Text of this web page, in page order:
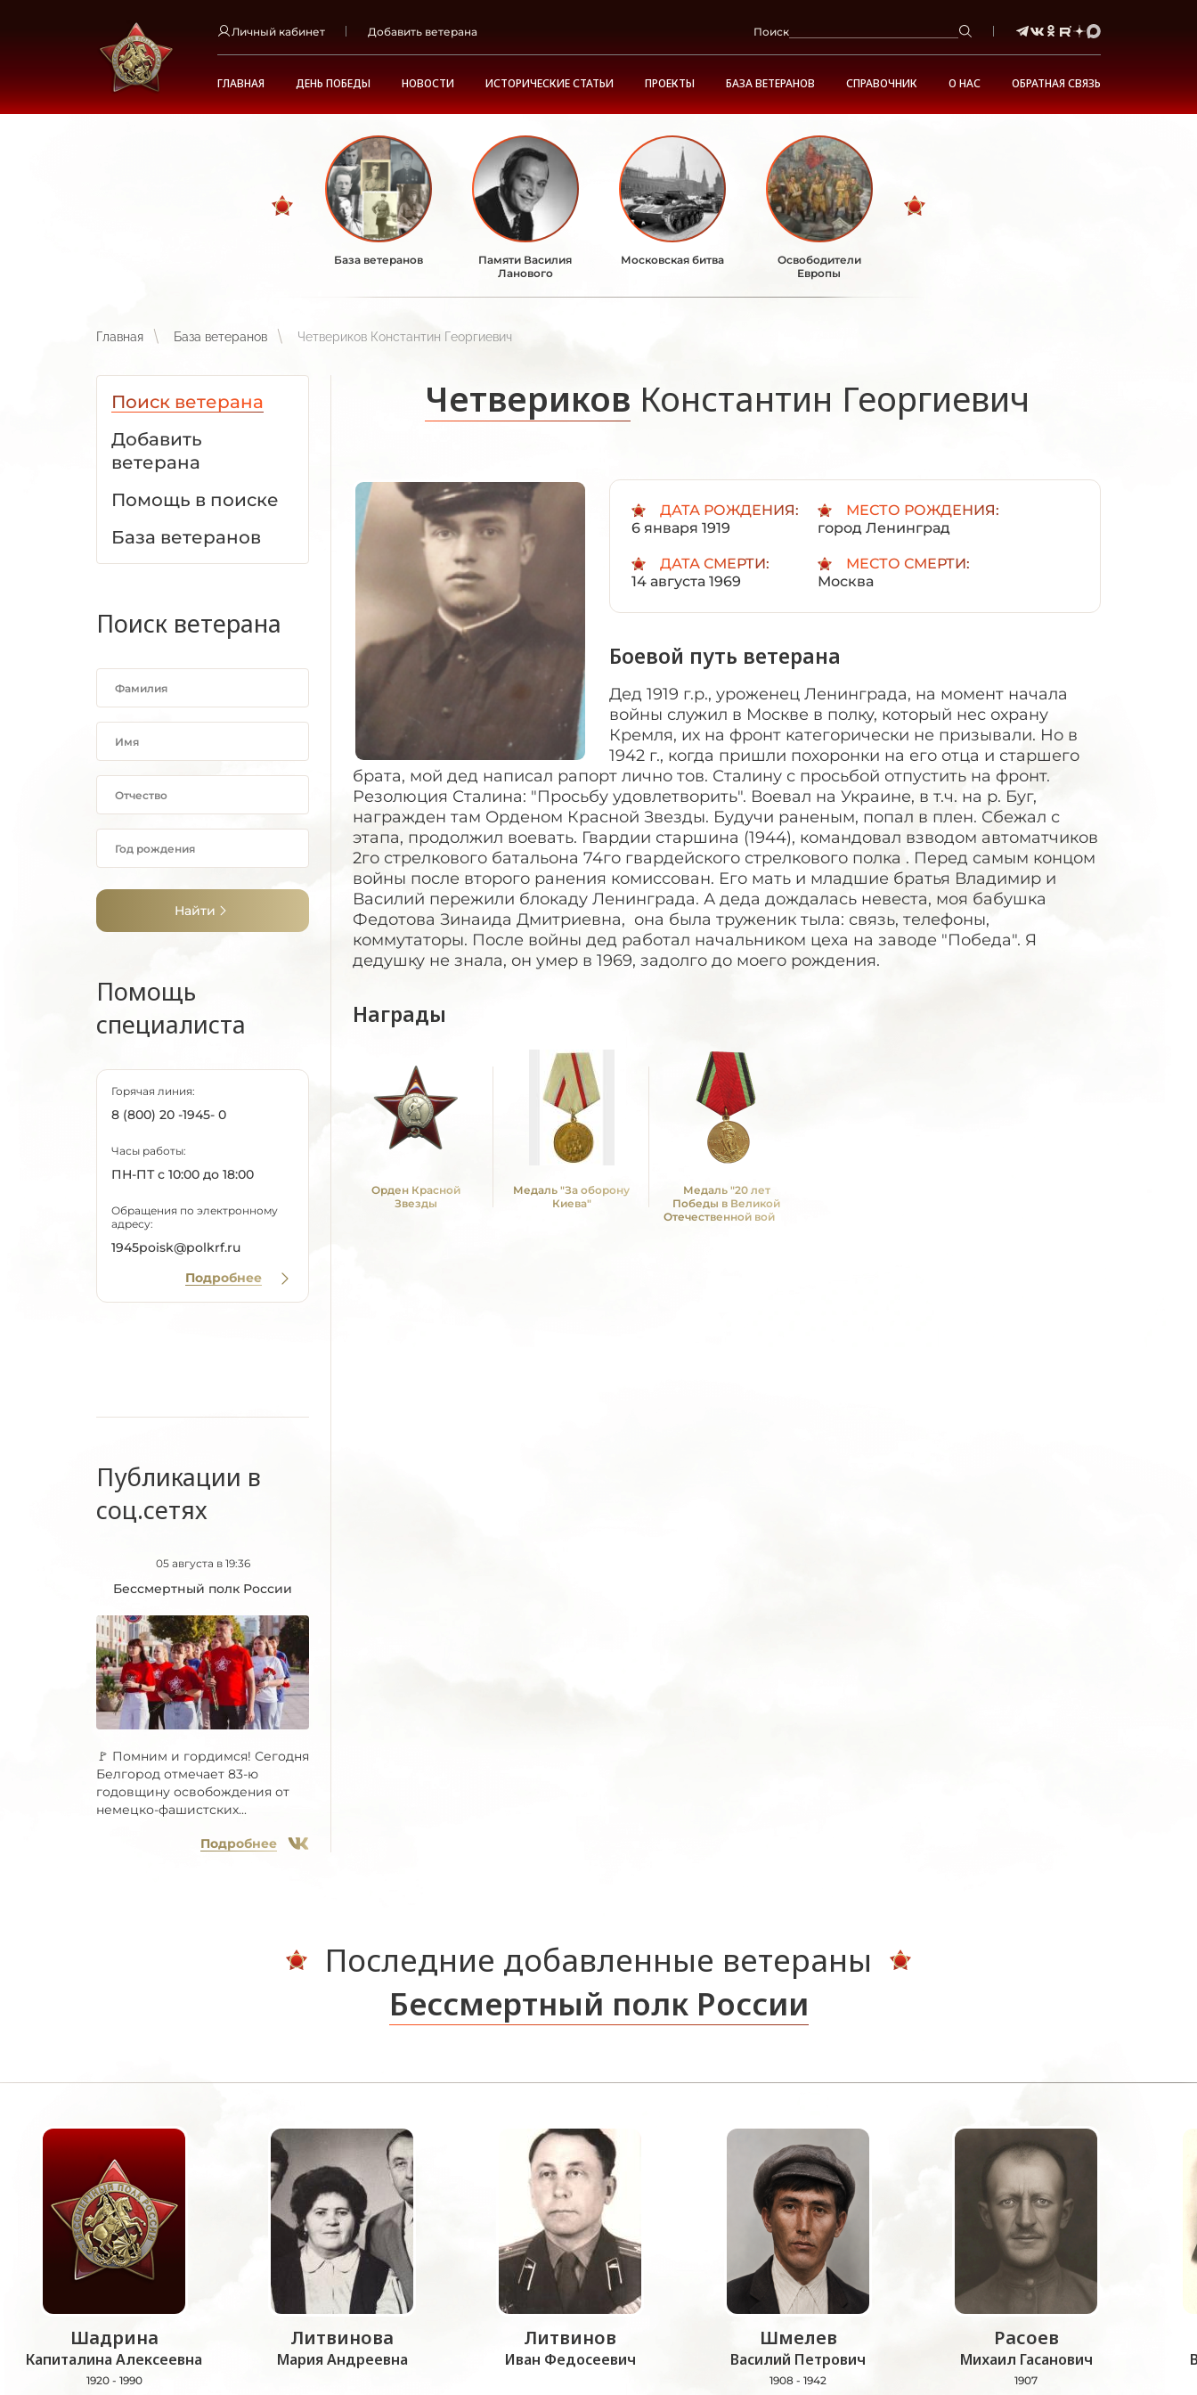
Личный кабинет Добавить ветерана Поиск
ГЛАВНАЯ ДЕНЬ ПОБЕДЫ НОВОСТИ ИСТОРИЧЕСКИЕ СТАТЬИ ПРОЕКТЫ БАЗА ВЕТЕРАНОВ СПРАВОЧНИК О НАС ОБРАТНАЯ СВЯЗЬ
База ветеранов
Памяти Василия
Ланового
Московская битва
Освободители
Европы
Главная База ветеранов Четвериков Константин Георгиевич
Поиск ветерана
Добавить
ветерана
Помощь в поиске
База ветеранов
Поиск ветерана
Найти
Помощь
специалиста
Горячая линия:
8 (800) 20 -1945- 0
Часы работы:
ПН-ПТ с 10:00 до 18:00
Обращения по электронному
адресу:
1945poisk@polkrf.ru
Подробнее
Публикации в
соц.сетях
05 августа в 19:36
Бессмертный полк России
🚩 Помним и гордимся! Сегодня
Белгород отмечает 83-ю
годовщину освобождения от
немецко-фашистских...
Подробнее
Четвериков Константин Георгиевич
ДАТА РОЖДЕНИЯ:
6 января 1919
МЕСТО РОЖДЕНИЯ:
город Ленинград
ДАТА СМЕРТИ:
14 августа 1969
МЕСТО СМЕРТИ:
Москва
Боевой путь ветерана
Дед 1919 г.р., уроженец Ленинграда, на момент начала
войны служил в Москве в полку, который нес охрану
Кремля, их на фронт категорически не призывали. Но в
1942 г., когда пришли похоронки на его отца и старшего
брата, мой дед написал рапорт лично тов. Сталину с просьбой отпустить на фронт.
Резолюция Сталина: "Просьбу удовлетворить". Воевал на Украине, в т.ч. на р. Буг,
награжден там Орденом Красной Звезды. Будучи раненым, попал в плен. Сбежал с
этапа, продолжил воевать. Гвардии старшина (1944), командовал взводом автоматчиков
2го стрелкового батальона 74го гвардейского стрелкового полка . Перед самым концом
войны после второго ранения комиссован. Его мать и младшие братья Владимир и
Василий пережили блокаду Ленинграда. А деда дождалась невеста, моя бабушка
Федотова Зинаида Дмитриевна, она была труженик тыла: связь, телефоны,
коммутаторы. После войны дед работал начальником цеха на заводе "Победа". Я
дедушку не знала, он умер в 1969, задолго до моего рождения.
Награды
Орден Красной
Звезды
Медаль "За оборону
Киева"
Медаль "20 лет
Победы в Великой
Отечественной войне
Последние добавленные ветераны
Бессмертный полк России
Шадрина
Капиталина Алексеевна
1920 - 1990
Литвинова
Мария Андреевна
Литвинов
Иван Федосеевич
Шмелев
Василий Петрович
1908 - 1942
Расоев
Михаил Гасанович
1907